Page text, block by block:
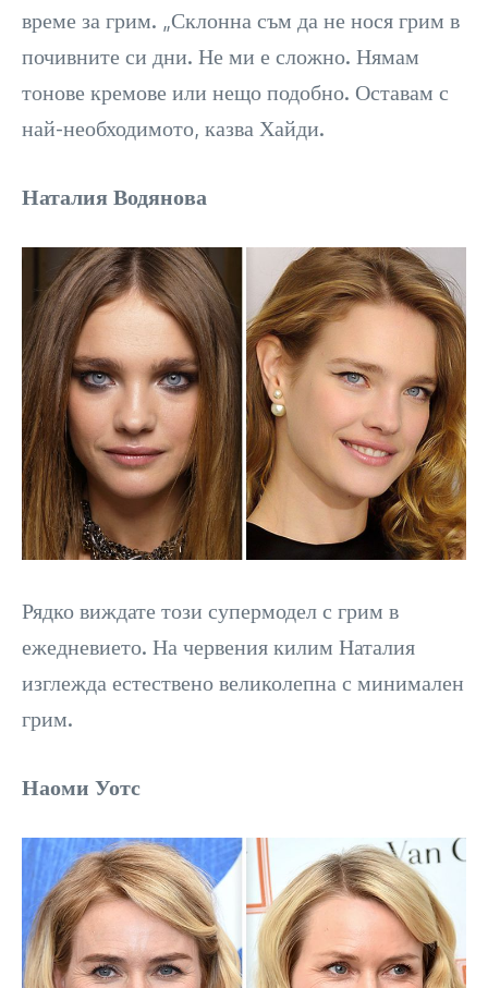
време за грим. „Склонна съм да не нося грим в
почивните си дни. Не ми е сложно. Нямам
тонове кремове или нещо подобно. Оставам с
най-необходимото, казва Хайди.
Наталия Водянова
Рядко виждате този супермодел с грим в
ежедневието. На червения килим Наталия
изглежда естествено великолепна с минимален
грим.
Наоми Уотс